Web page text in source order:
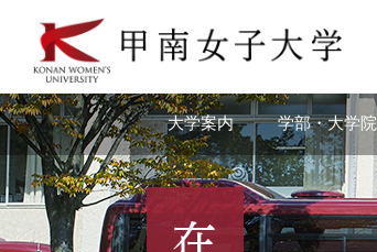
リ
ン
ク
ナ
ビ
ー
大学案内 学部・大学院